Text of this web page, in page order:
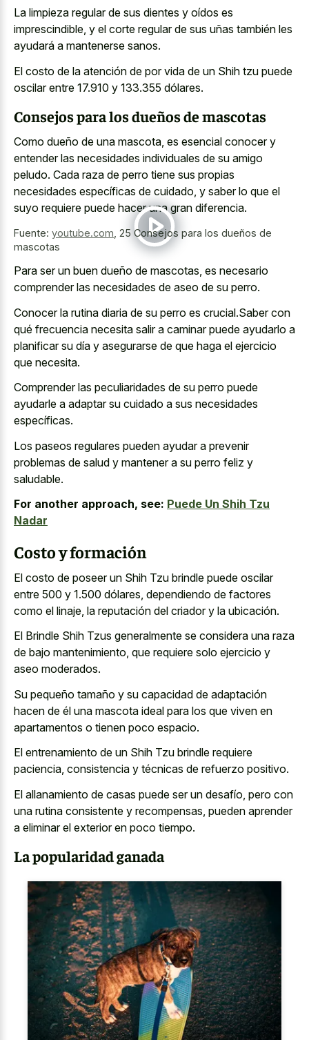
La limpieza regular de sus dientes y oídos es
imprescindible, y el corte regular de sus uñas también les
ayudará a mantenerse sanos.
El costo de la atención de por vida de un Shih tzu puede
oscilar entre 17.910 y 133.355 dólares.
Consejos para los dueños de mascotas
Como dueño de una mascota, es esencial conocer y
entender las necesidades individuales de su amigo
peludo. Cada raza de perro tiene sus propias
necesidades específicas de cuidado, y saber lo que el
suyo requiere puede hacer una gran diferencia.
Fuente: youtube.com 25 Consejos para los dueños de
mascotas
Para ser un buen dueño de mascotas, es necesario
comprender las necesidades de aseo de su perro.
Conocer la rutina diaria de su perro es crucial.Saber con
qué frecuencia necesita salir a caminar puede ayudarlo a
planificar su día y asegurarse de que haga el ejercicio
que necesita.
Comprender las peculiaridades de su perro puede
ayudarle a adaptar su cuidado a sus necesidades
específicas.
Los paseos regulares pueden ayudar a prevenir
problemas de salud y mantener a su perro feliz y
saludable.
For another approach, see: Puede Un Shih Tzu
Nadar
Costo y formación
El costo de poseer un Shih Tzu brindle puede oscilar
entre 500 y 1.500 dólares, dependiendo de factores
como el linaje, la reputación del criador y la ubicación.
El Brindle Shih Tzus generalmente se considera una raza
de bajo mantenimiento, que requiere solo ejercicio y
aseo moderados.
Su pequeño tamaño y su capacidad de adaptación
hacen de él una mascota ideal para los que viven en
apartamentos o tienen poco espacio.
El entrenamiento de un Shih Tzu brindle requiere
paciencia, consistencia y técnicas de refuerzo positivo.
El allanamiento de casas puede ser un desafío, pero con
una rutina consistente y recompensas, pueden aprender
a eliminar el exterior en poco tiempo.
La popularidad ganada